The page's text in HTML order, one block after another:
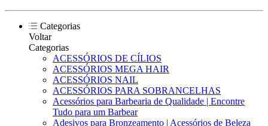
Categorias
Voltar
Categorias
ACESSÓRIOS DE CÍLIOS
ACESSÓRIOS MEGA HAIR
ACESSÓRIOS NAIL
ACESSÓRIOS PARA SOBRANCELHAS
Acessórios para Barbearia de Qualidade | Encontre
Tudo para um Barbear
Adesivos para Bronzeamento | Acessórios de Beleza